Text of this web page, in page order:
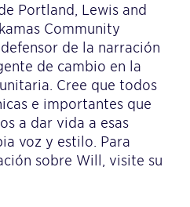
Portland, Lewis and
Community
de la narración
de cambio en la
Cree que todos
e importantes que
a dar vida a esas
voz y estilo. Para
sobre Will, visite su